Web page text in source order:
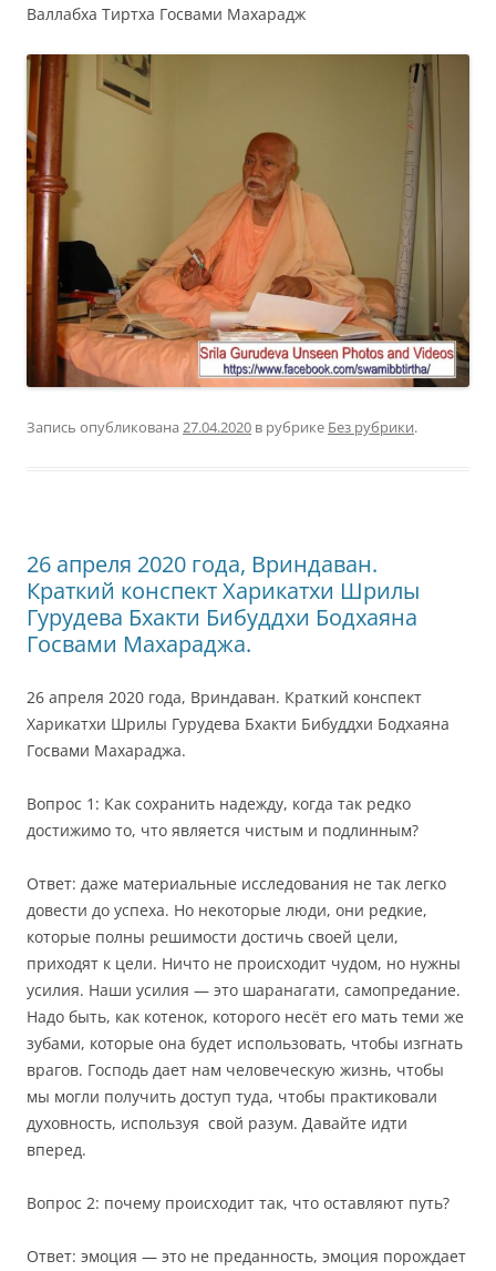
Валлабха Тиртха Госвами Махарадж
Запись опубликована 27.04.2020 в рубрике Без рубрики.
26 апреля 2020 года, Вриндаван.
Краткий конспект Харикатхи Шрилы
Гурудева Бхакти Бибуддхи Бодхаяна
Госвами Махараджа.
26 апреля 2020 года, Вриндаван. Краткий конспект
Харикатхи Шрилы Гурудева Бхакти Бибуддхи Бодхаяна
Госвами Махараджа.
Вопрос 1: Как сохранить надежду, когда так редко
достижимо то, что является чистым и подлинным?
Ответ: даже материальные исследования не так легко
довести до успеха. Но некоторые люди, они редкие,
которые полны решимости достичь своей цели,
приходят к цели. Ничто не происходит чудом, но нужны
усилия. Наши усилия — это шаранагати, самопредание.
Надо быть, как котенок, которого несёт его мать теми же
зубами, которые она будет использовать, чтобы изгнать
врагов. Господь дает нам человеческую жизнь, чтобы
мы могли получить доступ туда, чтобы практиковали
духовность, используя свой разум. Давайте идти
вперед.
Вопрос 2: почему происходит так, что оставляют путь?
Ответ: эмоция — это не преданность, эмоция порождает